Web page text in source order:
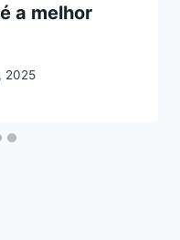
a melhor
2025